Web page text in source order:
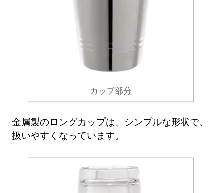
カップ部分
金属製のロングカップは、シンプルな形状で、
扱いやすくなっています。